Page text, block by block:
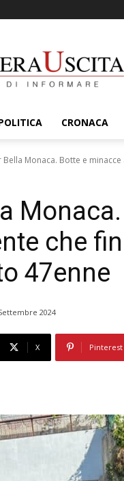
CRONACA
Bella Monaca. Botte e
che
47enne
2024
X Pinterest